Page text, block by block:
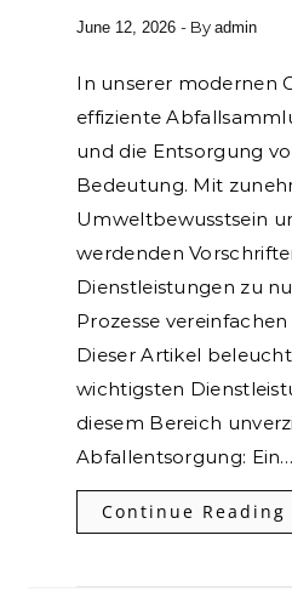
June 12, 2026 - Byadmin
In unserer modernen Gesellschaft ist die
effiziente
und die Entsorgung
Bedeutung. Mit
Umweltbewusstsein
werdenden
Dienstleistungen zu
Prozesse
Dieser Artikel
wichtigsten
diesem Bereich
Abfallentsorgung: Ein…
Continue Reading